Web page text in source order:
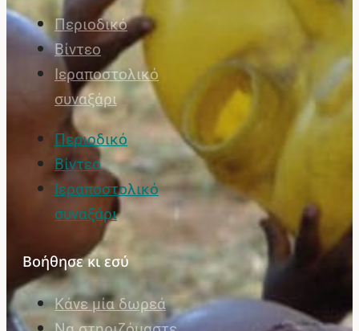
Περιοδικό
Βίντεο
Ιεραποστολικό
συναξάρι
Περιοδικό
Βίντεο
Ιεραποστολικό
συναξάρι
Βοήθησε κι εσύ
Κάνε μία δωρεά